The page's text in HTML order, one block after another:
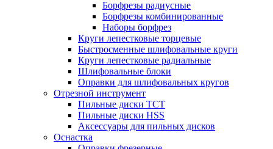
Борфрезы радиусные
Борфрезы комбинированные
Наборы борфрез
Круги лепестковые торцевые
Быстросменные шлифовальные круги
Круги лепестковые радиальные
Шлифовальные блоки
Оправки для шлифовальных кругов
Отрезной инструмент
Пильные диски ТСТ
Пильные диски HSS
Аксессуары для пильных дисков
Оснастка